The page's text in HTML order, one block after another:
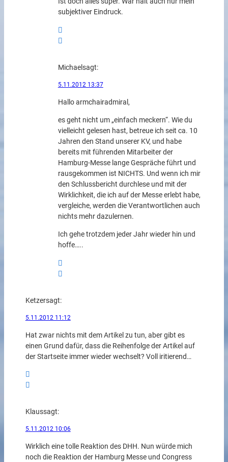
subjektiver Eindruck.
Michaelsagt:
5.11.2012 13:37
Hallo armchairadmiral,
es geht nicht um „einfach meckern“. Wie du
vielleicht gelesen hast, betreue ich seit ca. 10
Jahren den Stand unserer KV, und habe
bereits mit führenden Mitarbeiter der
Hamburg-Messe lange Gespräche führt und
rausgekommen ist NICHTS. Und wenn ich mir
den Schlussbericht durchlese und mit der
Wirklichkeit, die ich auf der Messe erlebt habe,
vergleiche, werden die Verantwortlichen auch
nichts mehr dazulernen.
Ich gehe trotzdem jeder Jahr wieder hin und
hoffe…..
Ketzersagt:
5.11.2012 11:12
Hat zwar nichts mit dem Artikel zu tun, aber gibt es
einen Grund dafür, dass die Reihenfolge der Artikel auf
der Startseite immer wieder wechselt? Voll iritierend…
Klaussagt:
5.11.2012 10:06
Wirklich eine tolle Reaktion des DHH. Nun würde mich
noch die Reaktion der Hamburg Messe und Congress